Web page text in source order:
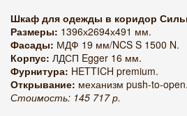
Шкаф для одежды в коридор
Размеры: 1396х2694х491 мм.
Фасады: МДФ 19 мм/NCS S 1500 N.
Корпус: ЛДСП Egger 16 мм.
Фурнитура: HETTICH premium.
Открывание: механизм push-to-open.
Стоимость: 145 717 р.